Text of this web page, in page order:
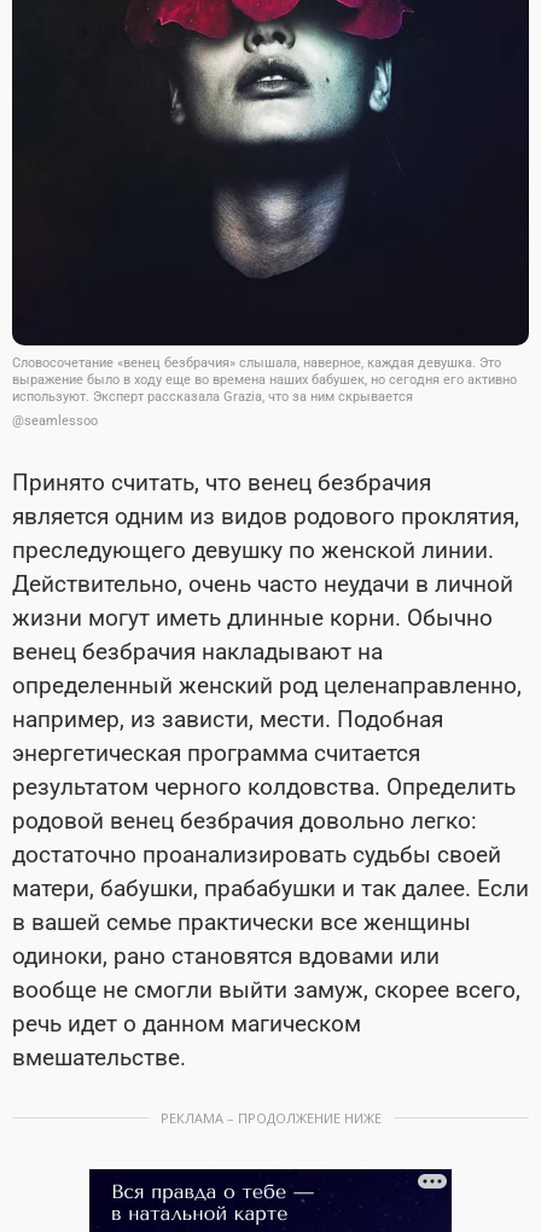
Словосочетание «венец безбрачия» слышала, наверное, каждая девушка. Это
выражение было в ходу еще во времена наших бабушек, но сегодня его активно
используют. Эксперт рассказала Grazia, что за ним скрывается
@seamlessoo
Принято считать, что венец безбрачия
является одним из видов родового проклятия,
преследующего девушку по женской линии.
Действительно, очень часто неудачи в личной
жизни могут иметь длинные корни. Обычно
венец безбрачия накладывают на
определенный женский род целенаправленно,
например, из зависти, мести. Подобная
энергетическая программа считается
результатом черного колдовства. Определить
родовой венец безбрачия довольно легко:
достаточно проанализировать судьбы своей
матери, бабушки, прабабушки и так далее. Если
в вашей семье практически все женщины
одиноки, рано становятся вдовами или
вообще не смогли выйти замуж, скорее всего,
речь идет о данном магическом
вмешательстве.
РЕКЛАМА – ПРОДОЛЖЕНИЕ НИЖЕ